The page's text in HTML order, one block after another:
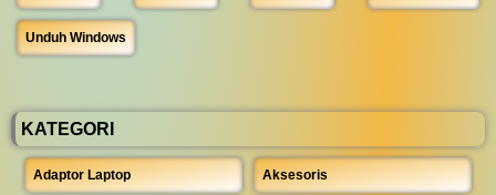
Unduh Windows
KATEGORI
Adaptor Laptop Aksesoris